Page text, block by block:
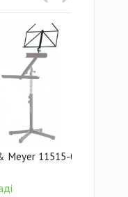
Meyer 11515-000-